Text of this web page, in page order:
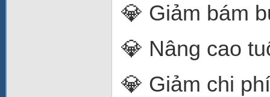
💎 Giảm bám
💎 Nâng cao
💎 Giảm chi